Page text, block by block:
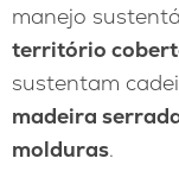
manejo
território
sustentam
madeira
molduras.